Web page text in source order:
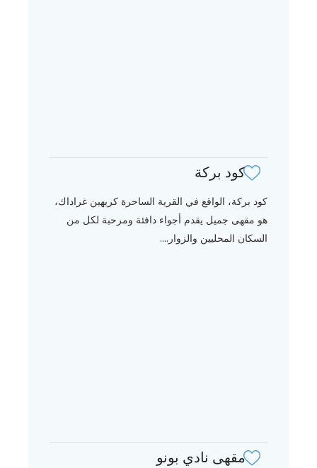
كود بركة
كود بركة، الواقع في القرية الساحرة كريهين غراداك،
هو مقهى جميل يقدم أجواء دافئة ومرحبة لكل من
السكان المحليين والزوار....
مقهى نادي بونو